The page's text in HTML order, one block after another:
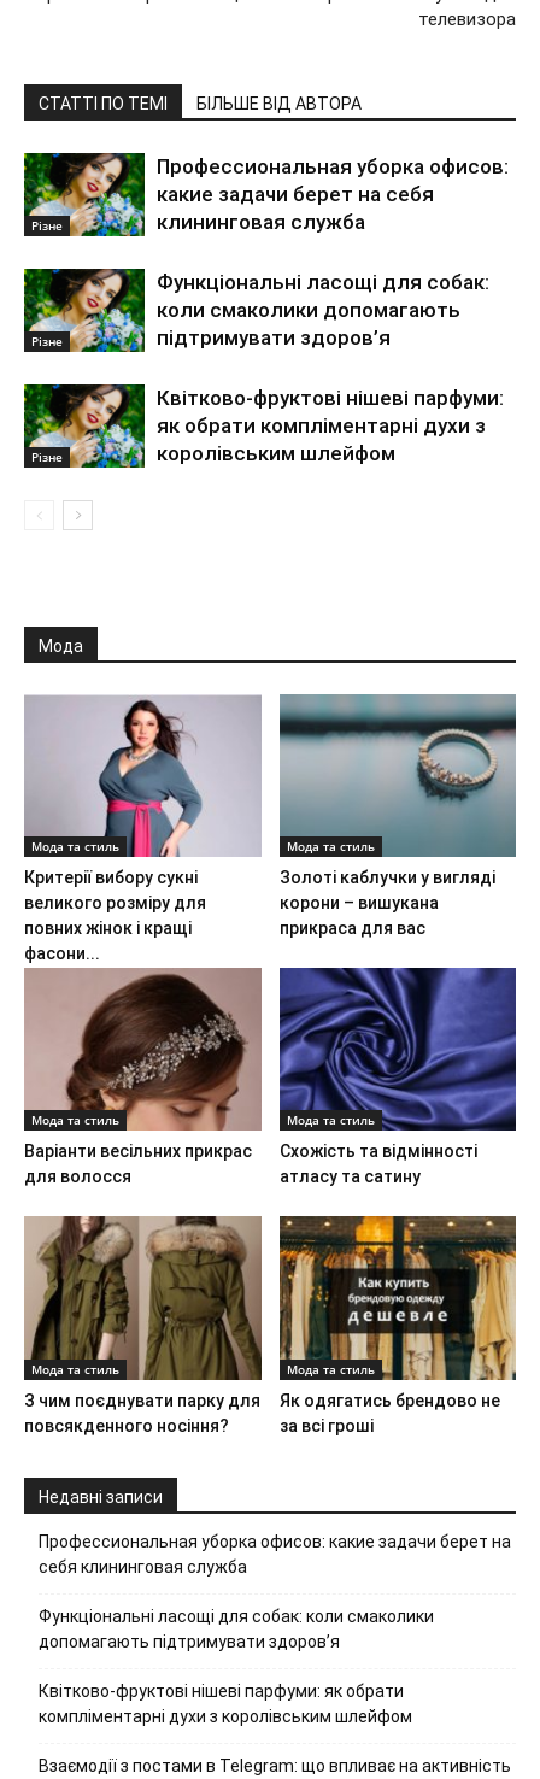
телевизора
СТАТТІ ПО ТЕМІ БІЛЬШЕ ВІД АВТОРА
Різне
Профессиональная уборка офисов:
какие задачи берет на себя
клининговая служба
Різне
Функціональні ласощі для собак:
коли смаколики допомагають
підтримувати здоров’я
Різне
Квітково-фруктові нішеві парфуми:
як обрати компліментарні духи з
королівським шлейфом
Мода
Мода та стиль
Критерії вибору сукні
великого розміру для
повних жінок і кращі
фасони...
Мода та стиль
Золоті каблучки у вигляді
корони – вишукана
прикраса для вас
Мода та стиль
Варіанти весільних прикрас
для волосся
Мода та стиль
Схожість та відмінності
атласу та сатину
Мода та стиль
З чим поєднувати парку для
повсякденного носіння?
Мода та стиль
Як одягатись брендово не
за всі гроші
Недавні записи
Профессиональная уборка офисов: какие задачи берет на
себя клининговая служба
Функціональні ласощі для собак: коли смаколики
допомагають підтримувати здоров’я
Квітково-фруктові нішеві парфуми: як обрати
компліментарні духи з королівським шлейфом
Взаємодії з постами в Telegram: що впливає на активність